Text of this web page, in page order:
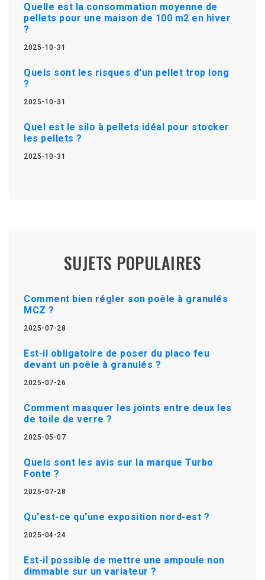
Quelle est la consommation moyenne de
pellets pour une maison de 100 m2 en hiver
?
2025-10-31
Quels sont les risques d'un pellet trop long
?
2025-10-31
Quel est le silo à pellets idéal pour stocker
les pellets ?
2025-10-31
SUJETS POPULAIRES
Comment bien régler son poêle à granulés
MCZ ?
2025-07-28
Est-il obligatoire de poser du placo feu
devant un poêle à granulés ?
2025-07-26
Comment masquer les joints entre deux les
de toile de verre ?
2025-05-07
Quels sont les avis sur la marque Turbo
Fonte ?
2025-07-28
Qu'est-ce qu'une exposition nord-est ?
2025-04-24
Est-il possible de mettre une ampoule non
dimmable sur un variateur ?